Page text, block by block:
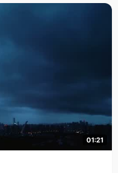
01:21